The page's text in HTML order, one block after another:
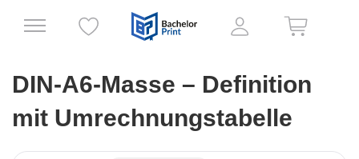
DIN-A6-Masse – Definition
mit Umrechnungstabelle